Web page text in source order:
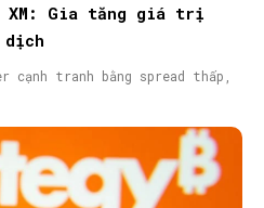
XM: Gia tăng giá trị
cạnh tranh bằng spread thấp,